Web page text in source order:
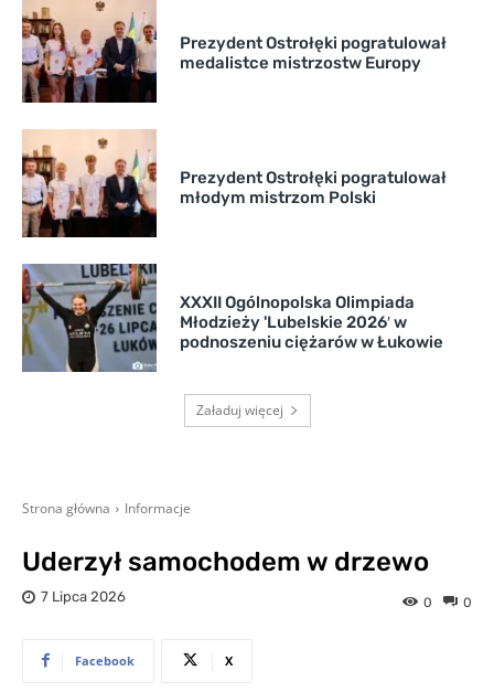
Prezydent Ostrołęki pogratulował
medalistce mistrzostw Europy
Prezydent Ostrołęki pogratulował
młodym mistrzom Polski
XXXII Ogólnopolska Olimpiada
Młodzieży 'Lubelskie 2026′ w
podnoszeniu ciężarów w Łukowie
Załaduj więcej